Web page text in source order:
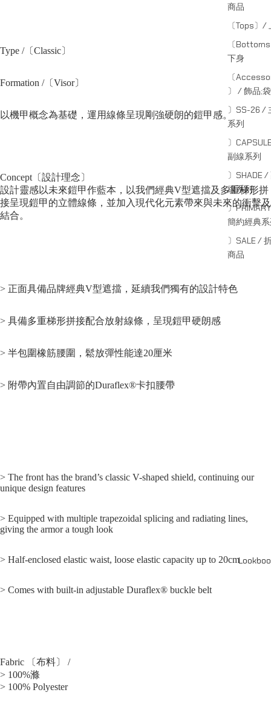
商品
〔Tops〕/
〔
下身
〔
〕 / 飾品;袋
〕SS-26 /
系列
〕
副線系列
〕SHADE /
線系列
〕
簡約經典
〕SALE /
商品
Type /〔Classic〕
Formation /〔Visor〕
以機甲概念為基礎，運用線條呈現剛強硬朗的鎧甲感。
Concept〔設計理念〕
設計靈感以未來鎧甲作藍本，以我們經典V型遮擋及多重梯形拼
接呈現鎧甲的立體線條，並加入現代化元素帶來與未來的衝擊及
結合。
> 正面具備品牌經典V型遮擋，延續我們獨有的設計特色
> 具備多重梯形拼接配合放射線條，呈現鎧甲硬朗感
> 半包圍橡筋腰圍，鬆放彈性能達20厘米
> 附帶內置自由調節的Duraflex®卡扣腰帶
> The front has the brand’s classic V-shaped shield, continuing our
unique design features
> Equipped with multiple trapezoidal splicing and radiating lines,
giving the armor a tough look
> Half-enclosed elastic waist, loose elastic capacity up to 20cm
> Comes with built-in adjustable Duraflex® buckle belt
Fabric 〔布料〕 /
> 100%滌
> 100% Polyester